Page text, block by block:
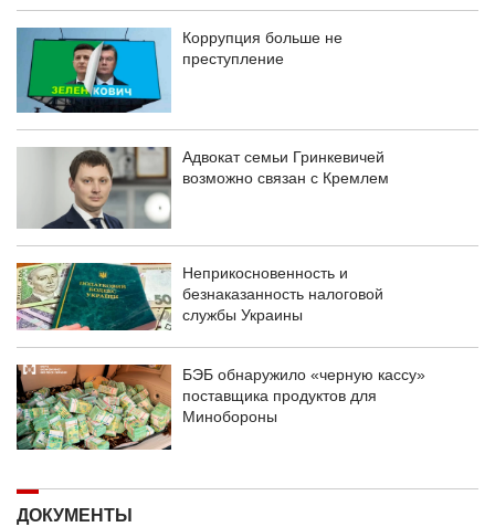
Коррупция больше не
преступление
Адвокат семьи Гринкевичей
возможно связан с Кремлем
Неприкосновенность и
безнаказанность налоговой
службы Украины
БЭБ обнаружило «черную кассу»
поставщика продуктов для
Минобороны
ДОКУМЕНТЫ